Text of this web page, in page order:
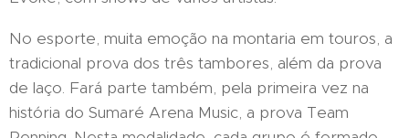
No esporte, muita emoção na montaria em touros, a
tradicional prova dos três tambores, além da prova
de laço. Fará parte também, pela primeira vez na
história do Sumaré Arena Music, a prova Team